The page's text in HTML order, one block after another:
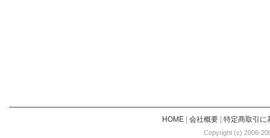
HOME| 会社概要| 特定商取引に
Copyright (c) 2006-